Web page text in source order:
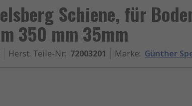
Schiene, für
350 mm 35mm
Herst. Teile-Nr.: 72003201 Marke: Günther